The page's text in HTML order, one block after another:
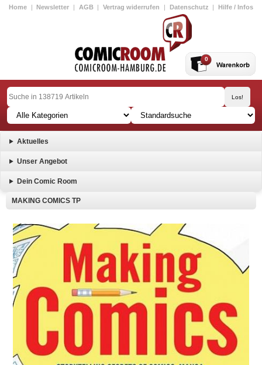
Home | Newsletter | AGB | Vertrag widerrufen | Datenschutz | Hilfe / Infos
0
Aktuelles
Unser Angebot
Dein Comic Room
MAKING COMICS TP